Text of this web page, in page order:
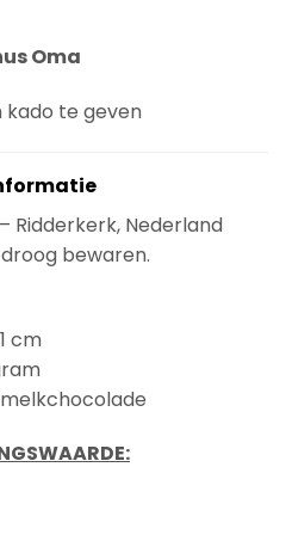
Oma
kado te geven
Ridderkerk, Nederland
bewaren.
cm